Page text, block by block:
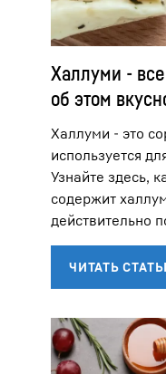
Халлуми -
об этом
Халлуми - это
используется
Узнайте здесь,
содержит
действительно